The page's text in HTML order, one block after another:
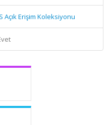
Açık Erişim Koleksiyonu